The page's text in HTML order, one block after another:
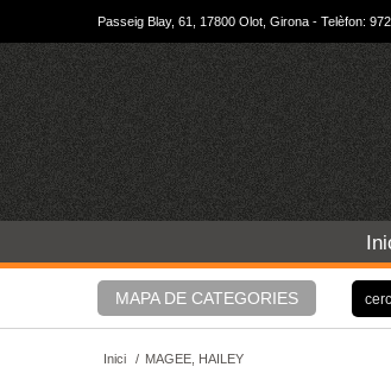
Passeig Blay, 61, 17800 Olot, Girona - Telèfon:
MAPA DE CATEGORIES
Inici / MAGEE, HAILEY